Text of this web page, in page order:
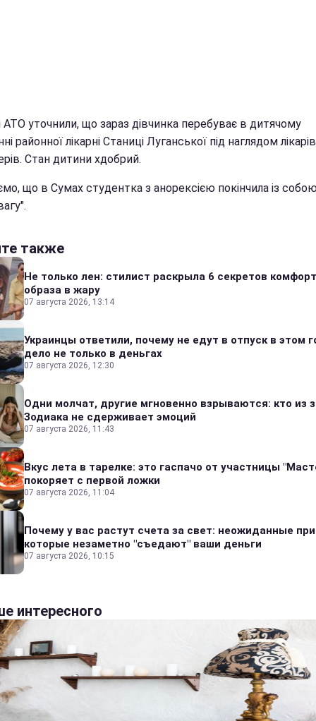
АТО уточнили, що зараз дівчинка перебуває в дитячому
районної лікарні Станиці Луганської під наглядом лікарів
Стан дитини хдобрий.
що в Сумах студентка з анорексією покінчила із
также
Не только лен: стилист раскрыла 6 секретов
образа в жару
07 августа 2026, 13:14
Украинцы ответили, почему не едут в отпуск в этом
дело не только в деньгах
07 августа 2026, 12:30
Одни молчат, другие мгновенно взрываются: кто из
Зодиака не сдерживает эмоций
07 августа 2026, 11:43
Вкус лета в тарелке: это гаспачо от участницы
покоряет с первой ложки
07 августа 2026, 11:04
Почему у вас растут счета за свет: неожиданные
которые незаметно "съедают" ваши деньги
07 августа 2026, 10:15
интересного